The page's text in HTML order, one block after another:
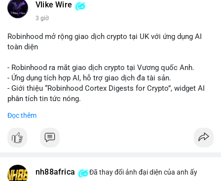
Vlike Wire
3 giờ
Robinhood mở rộng giao dịch crypto tại UK với ứng dụng AI
toàn diện
- Robinhood ra mắt giao dịch crypto tại Vương quốc Anh.
- Ứng dụng tích hợp AI, hỗ trợ giao dịch đa tài sản.
- Giới thiệu “Robinhood Cortex Digests for Crypto”, widget AI
phân tích tin tức nóng.
nhanh chóng.
#binancesquare
$btc $eth
Đọc thêm
nh88africa Đã thay đổi ảnh đại diện của anh ấy